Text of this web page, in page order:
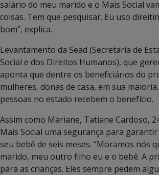
salário do meu marido e o Mais Social
coisas. Tem que pesquisar. Eu uso
bom”, explica.
Levantamento da Sead (Secretaria de
Social e dos Direitos Humanos), que
aponta que dentre os beneficiários do
mulheres, donas de casa, em sua
pessoas no estado recebem o benefício.
Assim como Mariane, Tatiane Cardoso,
Mais Social uma segurança para
seu bebê de seis meses. “Moramos nós
marido, meu outro filho eu e o bebê. A
para as crianças. Eles sempre pedem